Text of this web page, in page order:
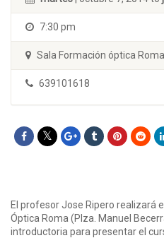
7:30 pm
Sala Formación óptica
639101618
El profesor Jose Ripero realizará
Óptica Roma (Plza. Manuel
introductoria para presentar el